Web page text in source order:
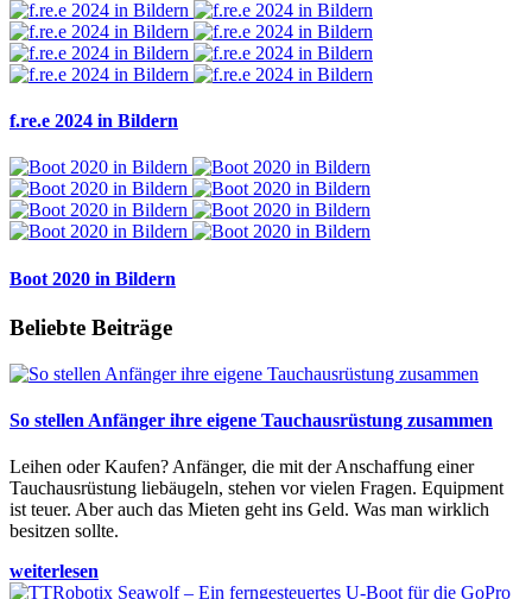
f.re.e 2024 in Bildern
Boot 2020 in Bildern
Beliebte Beiträge
So stellen Anfänger ihre eigene Tauchausrüstung zusammen
Leihen oder Kaufen? Anfänger, die mit der Anschaffung einer
Tauchausrüstung liebäugeln, stehen vor vielen Fragen. Equipment
ist teuer. Aber auch das Mieten geht ins Geld. Was man wirklich
besitzen sollte.
weiterlesen